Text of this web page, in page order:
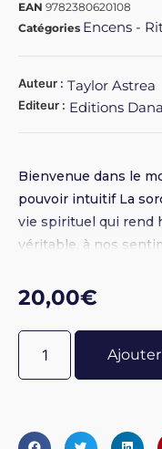
EAN 9782380620108
Catégories Encens -
Auteur : Taylor Astrea
Editeur : Editions
Bienvenue dans le
pouvoir intuitif La
vie spirituel qui rend
véritable, à nos
notre âme. Elle nous
intérieure, à la
nous mener. Dans la
Taylor, forte de
livre les bases
20,00€